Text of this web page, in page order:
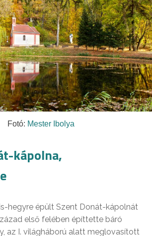
Fotó: Mester Ibolya
kápolna,
hegyre épült Szent Donát-kápolnát
első felében építtette báró
az I. világháború alatt meglovasított